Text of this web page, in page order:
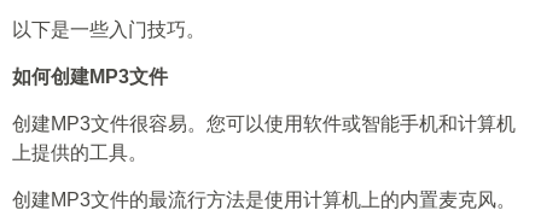
以下是一些入门技巧。
如何创建MP3文件
创建MP3文件很容易。您可以使用软件或智能手机和计算机
上提供的工具。
创建MP3文件的最流行方法是使用计算机上的内置麦克风。